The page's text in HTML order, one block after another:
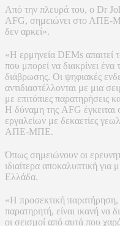
Από την πλευρά του, ο Dr
AFG, σημειώνει στο ΑΠΕ-
δεν αρκεί».
«Η ερμηνεία DEMs απαιτεί
που μπορεί να διακρίνει
διάβρωσης. Οι ψηφιακές
αντιδιαστέλλονται με μια
με επιτόπιες παρατηρήσεις
Η δύναμη της AFG
εργαλείων με δεκαετίες
ΑΠΕ-ΜΠΕ.
Όπως σημειώνουν οι
ιδιαίτερα αποκαλυπτική
Ελλάδα.
«Η προσεκτική
παρατηρητή, είναι ικανή να
οι σεισμοί από αυτά που